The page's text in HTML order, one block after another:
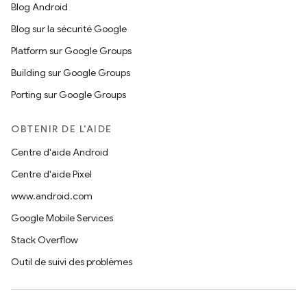
Blog Android
Blog sur la sécurité Google
Platform sur Google Groups
Building sur Google Groups
Porting sur Google Groups
OBTENIR DE L'AIDE
Centre d'aide Android
Centre d'aide Pixel
www.android.com
Google Mobile Services
Stack Overflow
Outil de suivi des problèmes